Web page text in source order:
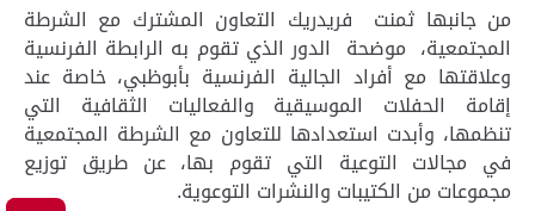
من جانبها ثمنت فريدريك التعاون المشترك مع الشرطة
المجتمعية، موضحة الدور الذي تقوم به الرابطة الفرنسية
وعلاقتها مع أفراد الجالية الفرنسية بأبوظبي، خاصة عند
إقامة الحفلات الموسيقية والفعاليات الثقافية التي
تنظمها، وأبدت استعدادها للتعاون مع الشرطة المجتمعية
في مجالات التوعية التي تقوم بها، عن طريق توزيع
مجموعات من الكتيبات والنشرات التوعوية.